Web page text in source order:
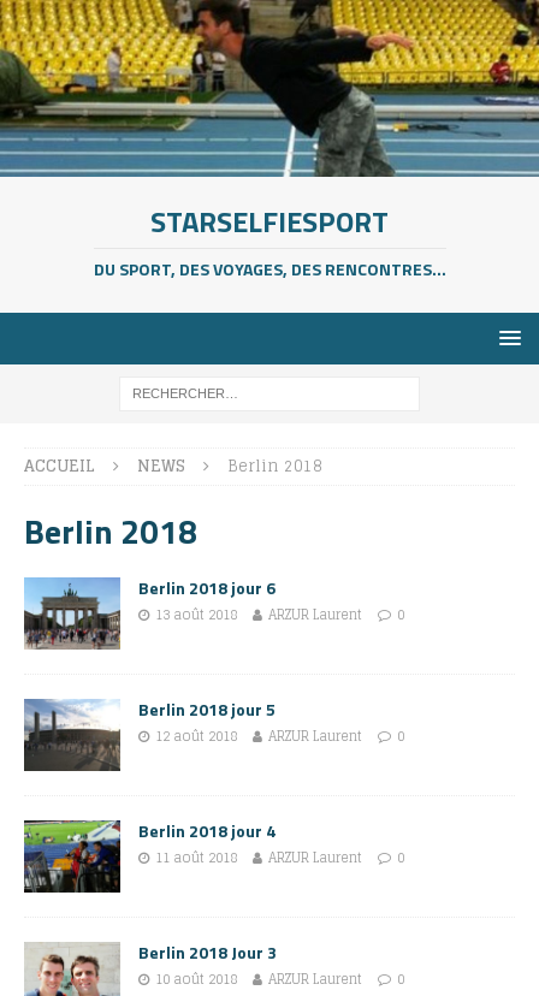
STARSELFIESPORT
DU SPORT, DES VOYAGES, DES RENCONTRES...
ACCUEIL NEWS Berlin 2018
Berlin 2018
Berlin 2018 jour 6
13 août 2018 ARZUR Laurent 0
Berlin 2018 jour 5
12 août 2018 ARZUR Laurent 0
Berlin 2018 jour 4
11 août 2018 ARZUR Laurent 0
Berlin 2018 Jour 3
10 août 2018 ARZUR Laurent 0